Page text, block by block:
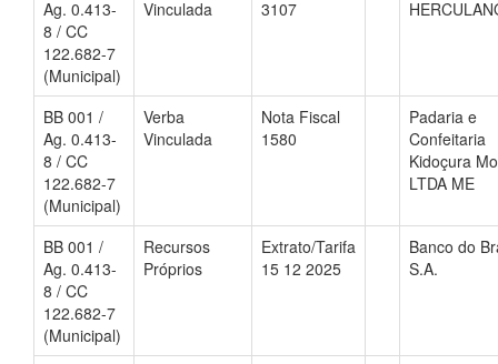
Ag. 0.413-
8 / CC
122.682-7
(Municipal)
Vinculada
3107
BB 001 /
Ag. 0.413-
8 / CC
122.682-7
(Municipal)
Verba
Vinculada
Nota Fiscal
1580
Padaria e
Confeitaria
Kidoçura
LTDA ME
BB 001 /
Ag. 0.413-
8 / CC
122.682-7
(Municipal)
Recursos
Próprios
Extrato/Tarifa
15 12 2025
Banco do
S.A.